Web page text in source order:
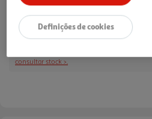
1h
3h
Recolha Drive*
consultar stock >.
Definições de cookies